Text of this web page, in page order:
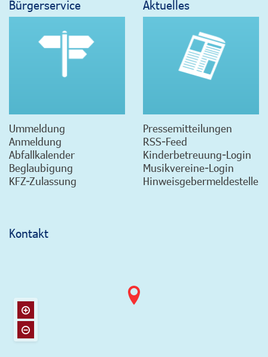
Bürgerservice
Ummeldung
Anmeldung
Abfallkalender
Beglaubigung
KFZ-Zulassung
Aktuelles
Pressemitteilungen
RSS-Feed
Kinderbetreuung-Login
Musikvereine-Login
Hinweisgebermeldestelle
Kontakt